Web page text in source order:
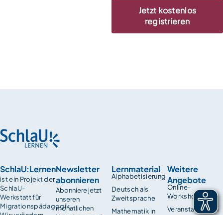
Jetzt kostenlos
registrieren
SchlaU:Lernen
ist ein Projekt der
SchlaU-
Werkstatt für
Migrationspädagogik.
Lernmaterial
Alphabetisierung
Deutsch als
Zweitsprache
Mathematik in
Weitere
Angebote
Online-
Workshops
Veranstaltungen
Newsletter
abonnieren
Abonniere jetzt
unseren
monatlichen